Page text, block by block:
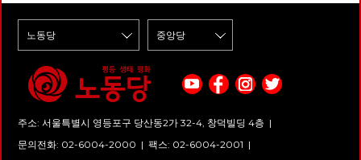
주소: 서울특별시 영등포구 당산동2가 32-4, 창덕빌딩 4층 |
문의전화: 02-6004-2000 | 팩스: 02-6004-2001 |